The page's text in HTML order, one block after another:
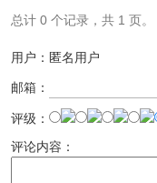
总计 0 个记录，共 1 页。
用户：匿名用户
邮箱：
评级：
评论内容：